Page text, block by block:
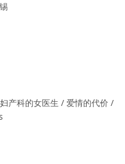
产科的女医生 / 爱情的代价 /